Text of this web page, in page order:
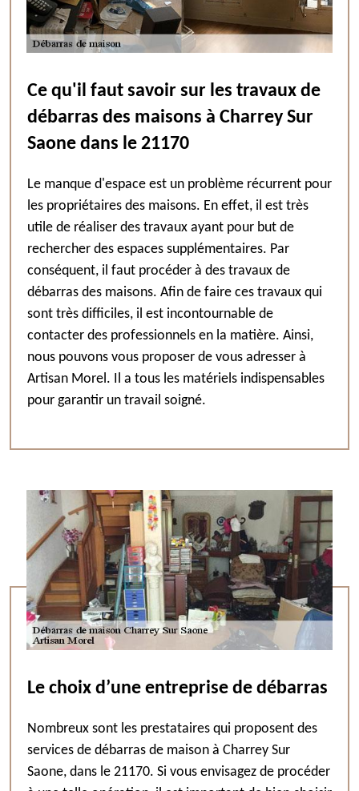
Ce qu'il faut savoir sur les travaux de
débarras des maisons à Charrey Sur
Saone dans le 21170
Le manque d'espace est un problème récurrent pour
les propriétaires des maisons. En effet, il est très
utile de réaliser des travaux ayant pour but de
rechercher des espaces supplémentaires. Par
conséquent, il faut procéder à des travaux de
débarras des maisons. Afin de faire ces travaux qui
sont très difficiles, il est incontournable de
contacter des professionnels en la matière. Ainsi,
nous pouvons vous proposer de vous adresser à
Artisan Morel. Il a tous les matériels indispensables
pour garantir un travail soigné.
Le choix d’une entreprise de débarras
Nombreux sont les prestataires qui proposent des
services de débarras de maison à Charrey Sur
Saone, dans le 21170. Si vous envisagez de procéder